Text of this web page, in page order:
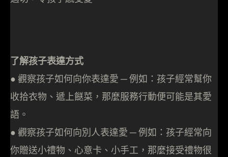
了解孩子表達方式
● 觀察孩子如何向你表達愛 ─ 例如：孩子經常幫你
收拾衣物、遞上餸菜，那麼服務行動便可能是其愛
語。
● 觀察孩子如何向別人表達愛 ─ 例如：孩子經常向
你贈送小禮物、心意卡、小手工，那麼接受禮物很